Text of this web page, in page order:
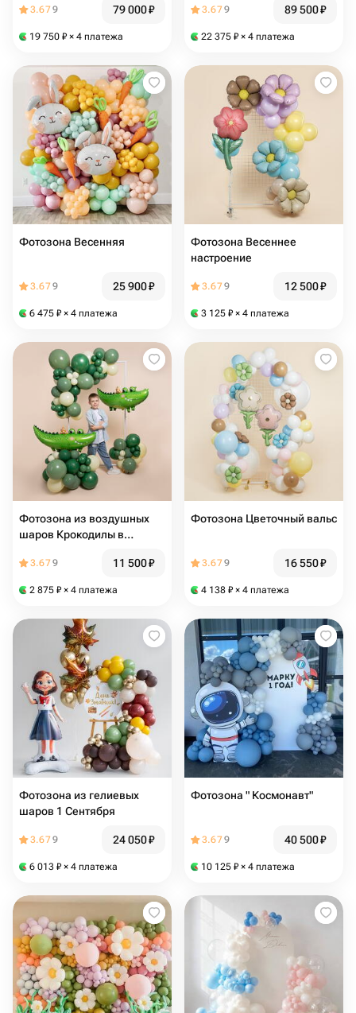
3.679 79 000₽
19 750 ₽ × 4 платежа
3.679 89 500₽
22 375 ₽ × 4 платежа
Фотозона Весенняя
3.679 25 900₽
6 475 ₽ × 4 платежа
Фотозона Весеннее
настроение
3.679 12 500₽
3 125 ₽ × 4 платежа
Фотозона из воздушных
шаров Крокодилы в
3.679 11 500₽
2 875 ₽ × 4 платежа
Фотозона Цветочный вальс
3.679 16 550₽
4 138 ₽ × 4 платежа
Фотозона из гелиевых
шаров 1 Сентября
3.679 24 050₽
6 013 ₽ × 4 платежа
Фотозона " Космонавт"
3.679 40 500₽
10 125 ₽ × 4 платежа